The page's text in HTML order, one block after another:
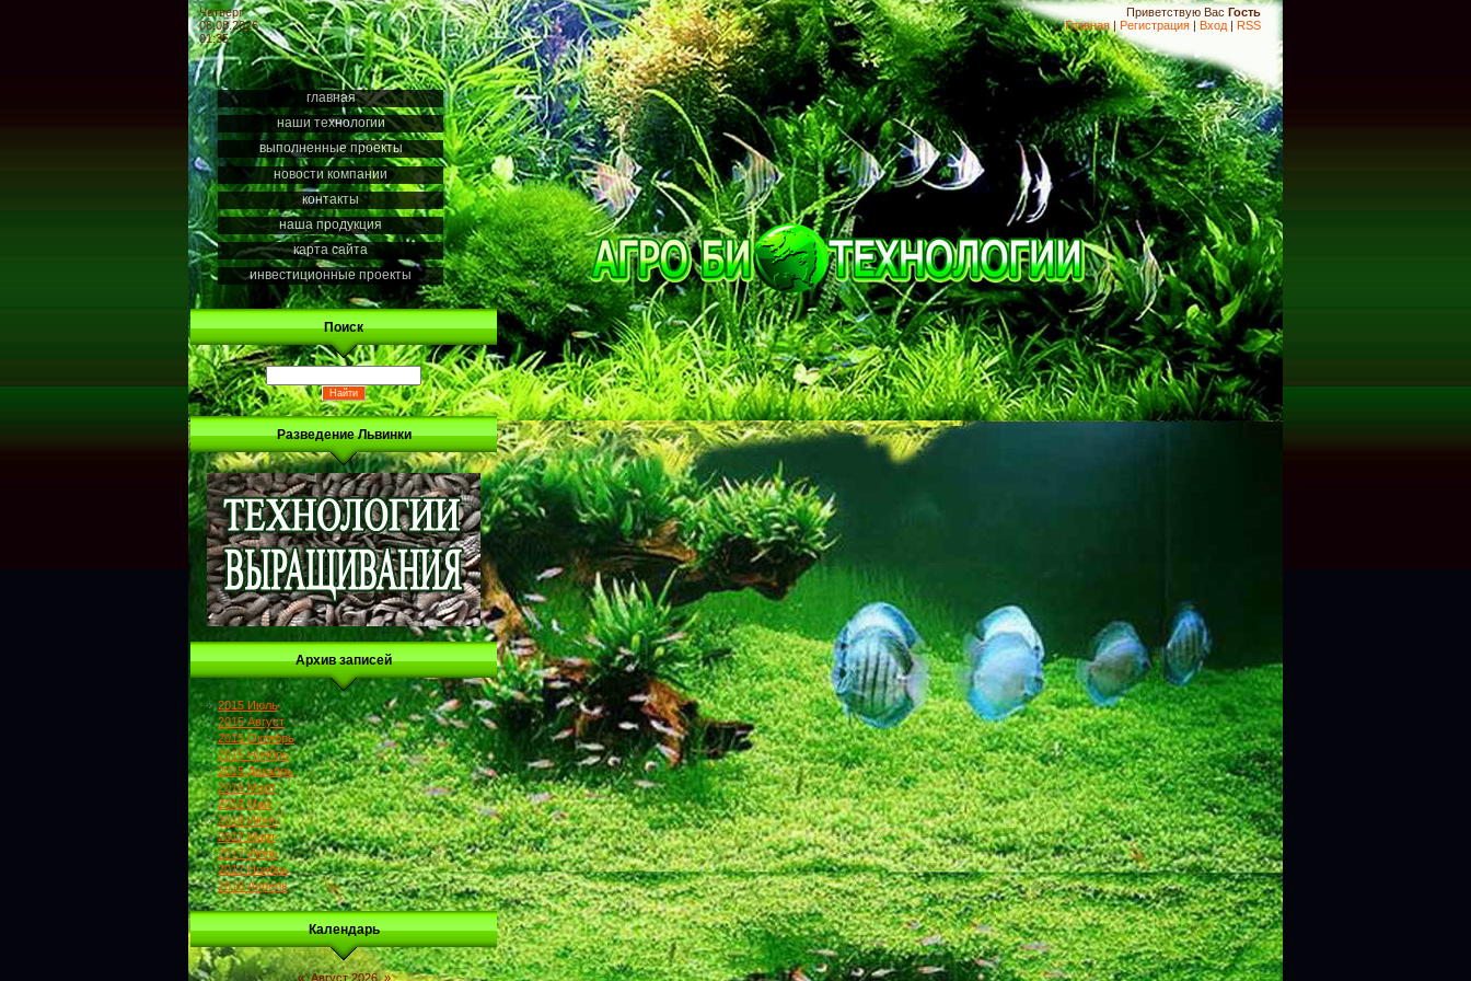
Четверг
06.08.2026
01:35
Приветствую Вас Гость
Главная| Регистрация | Вход | RSS
главная
наши технологии
выполненные проекты
новости компании
контакты
наша продукция
карта сайта
инвестиционные проекты
Поиск
Разведение Львинки
Архив записей
2015 Июль
2015 Август
2015 Октябрь
2015 Ноябрь
2015 Декабрь
2016 Март
2016 Май
2016 Июль
2017 Март
2017 Июль
2017 Ноябрь
2018 Апрель
Календарь
« Август 2026 »